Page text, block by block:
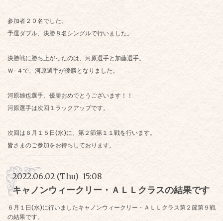
参加者２０名でした。
予選ダブル、決勝８名シングルで行いました。
決勝戦に勝ち上がったのは、河原選手と加藤選手。
Ｗ-４で、河原選手が優勝となりました。
河原雄也選手、優勝おめでとうございます！！
河原選手は次回１ラックアップです。
次回は６月１５日(水)に、第２節第１１戦を行います。
皆さまのご参加をお待ちしております。
2022.06.02 (Thu) 15:08
キャノンウィークリー・ＡＬＬクラスの結果です
６月１日(水)に行いましたキャノンウィークリー・ＡＬＬクラス第２節第９戦
の結果です。